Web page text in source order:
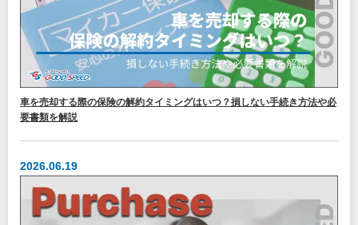
車を売却する際の保険の解約タイミングはいつ？損しない手続き方法や必
要書類を解説
2026.06.19